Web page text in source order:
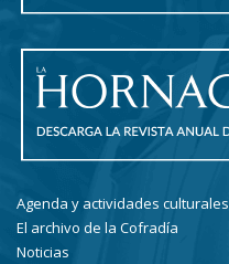
Agenda y actividades culturales
El archivo de la Cofradía
Noticias